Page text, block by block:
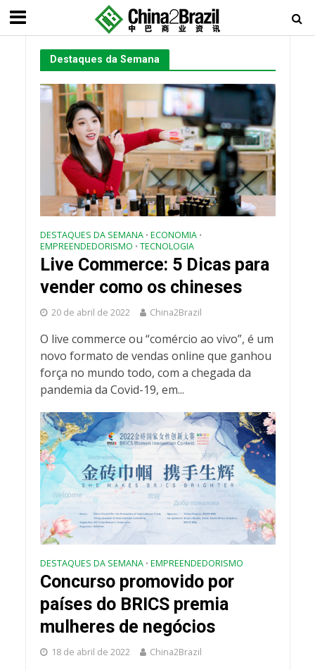
Destaques da Semana
DESTAQUES DA SEMANA • ECONOMIA •
EMPREENDEDORISMO • TECNOLOGIA
Live Commerce: 5 Dicas para
vender como os chineses
20 de abril de 2022 China2Brazil
O live commerce ou “comércio ao vivo”, é um
novo formato de vendas online que ganhou
força no mundo todo, com a chegada da
pandemia da Covid-19, em...
DESTAQUES DA SEMANA • EMPREENDEDORISMO
Concurso promovido por
países do BRICS premia
mulheres de negócios
18 de abril de 2022 China2Brazil